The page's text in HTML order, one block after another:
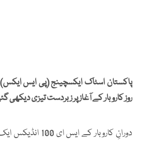
پاکستان اسٹاک ایکسچینج (پی ایس
روز کاروبار کے آغاز پر زبردست تیزی دیکھی